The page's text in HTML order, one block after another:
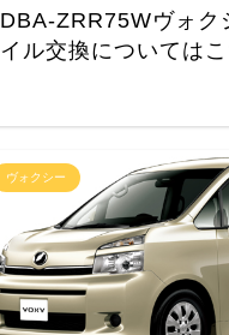
DBA-ZRR75Wヴォク
イル交換については
ヴォクシー